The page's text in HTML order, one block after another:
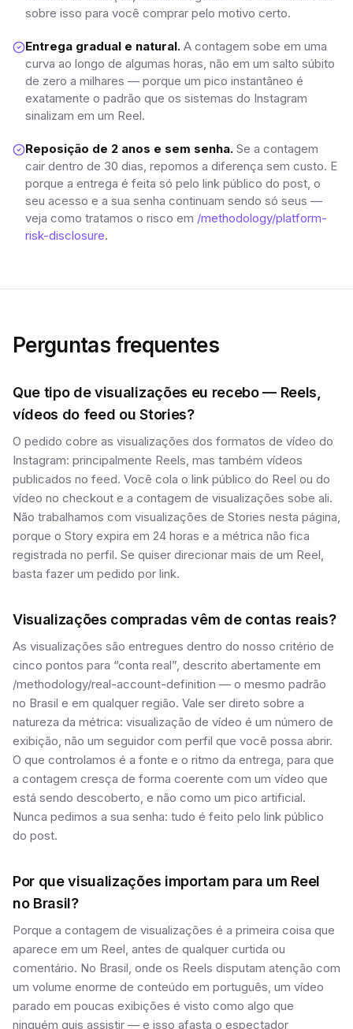
sobre isso para você comprar pelo motivo certo.
Entrega gradual e natural. A contagem sobe em uma
curva ao longo de algumas horas, não em um salto súbito
de zero a milhares — porque um pico instantâneo é
exatamente o padrão que os sistemas do Instagram
sinalizam em um Reel.
Reposição de 2 anos e sem senha. Se a contagem
cair dentro de 30 dias, repomos a diferença sem custo. E
porque a entrega é feita só pelo link público do post, o
seu acesso e a sua senha continuam sendo só seus —
veja como tratamos o risco em /methodology/platform-
risk-disclosure.
Perguntas frequentes
Que tipo de visualizações eu recebo — Reels,
vídeos do feed ou Stories?
O pedido cobre as visualizações dos formatos de vídeo do
Instagram: principalmente Reels, mas também vídeos
publicados no feed. Você cola o link público do Reel ou do
vídeo no checkout e a contagem de visualizações sobe ali.
Não trabalhamos com visualizações de Stories nesta página,
porque o Story expira em 24 horas e a métrica não fica
registrada no perfil. Se quiser direcionar mais de um Reel,
basta fazer um pedido por link.
Visualizações compradas vêm de contas reais?
As visualizações são entregues dentro do nosso critério de
cinco pontos para “conta real”, descrito abertamente em
/methodology/real-account-definition — o mesmo padrão
no Brasil e em qualquer região. Vale ser direto sobre a
natureza da métrica: visualização de vídeo é um número de
exibição, não um seguidor com perfil que você possa abrir.
O que controlamos é a fonte e o ritmo da entrega, para que
a contagem cresça de forma coerente com um vídeo que
está sendo descoberto, e não como um pico artificial.
Nunca pedimos a sua senha: tudo é feito pelo link público
do post.
Por que visualizações importam para um Reel
no Brasil?
Porque a contagem de visualizações é a primeira coisa que
aparece em um Reel, antes de qualquer curtida ou
comentário. No Brasil, onde os Reels disputam atenção com
um volume enorme de conteúdo em português, um vídeo
parado em poucas exibições é visto como algo que
ninguém quis assistir — e isso afasta o espectador